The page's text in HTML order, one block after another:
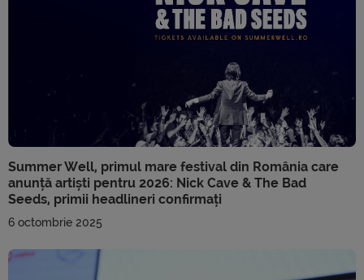
Summer Well, primul mare festival din România care
anunță artiști pentru 2026: Nick Cave & The Bad
Seeds, primii headlineri confirmați
6 octombrie 2025